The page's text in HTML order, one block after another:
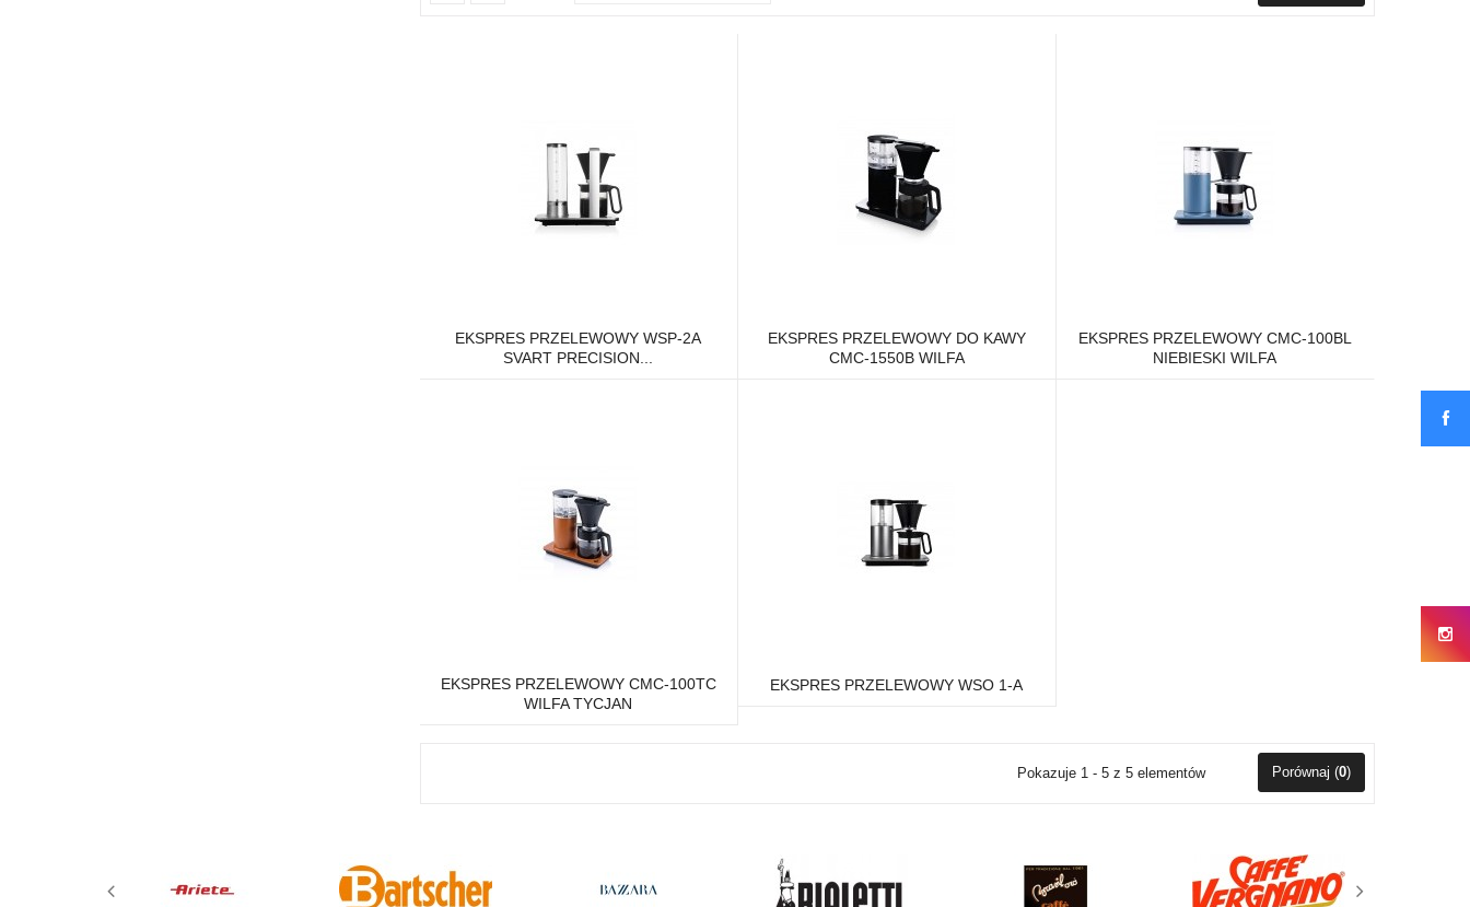
EKSPRES PRZELEWOWY WSP-2A
SVART PRECISION...
EKSPRES PRZELEWOWY DO KAWY
CMC-1550B WILFA
EKSPRES PRZELEWOWY CMC-100BL
NIEBIESKI WILFA
EKSPRES PRZELEWOWY CMC-100TC
WILFA TYCJAN
EKSPRES PRZELEWOWY WSO 1-A
Pokazuje 1 - 5 z 5 elementów Porównaj (0)